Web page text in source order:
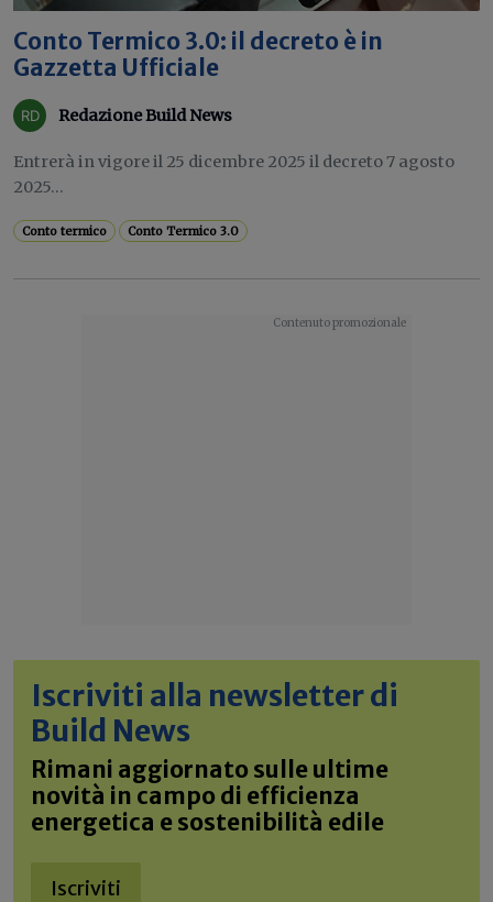
Conto Termico 3.0: il decreto è in
Gazzetta Ufficiale
Redazione Build News
Entrerà in vigore il 25 dicembre 2025 il decreto 7 agosto
2025...
Conto termico Conto Termico 3.0
Iscriviti alla newsletter di
Build News
Rimani aggiornato sulle ultime
novità in campo di efficienza
energetica e sostenibilità edile
Iscriviti